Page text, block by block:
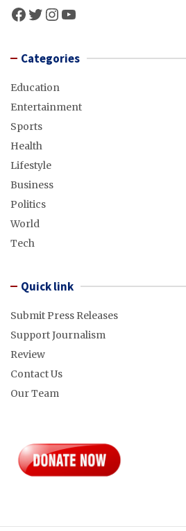
Facebook
Twitter
Instagram
YouTube
Categories
Education
Entertainment
Sports
Health
Lifestyle
Business
Politics
World
Tech
Quick link
Submit Press Releases
Support Journalism
Review
Contact Us
Our Team